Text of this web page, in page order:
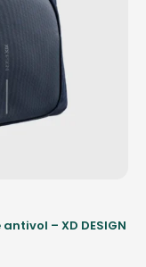
– XD DESIGN